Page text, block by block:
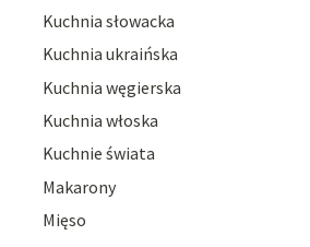
Kuchnia słowacka
Kuchnia ukraińska
Kuchnia węgierska
Kuchnia włoska
Kuchnie świata
Makarony
Mięso